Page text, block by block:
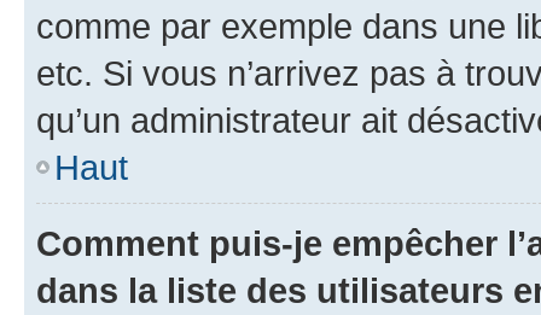
comme par exemple dans une
etc. Si vous n’arrivez pas à
qu’un administrateur ait
Haut
Comment puis-je empêcher
dans la liste des utilisateurs